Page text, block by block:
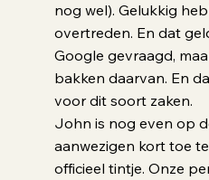
nog wel). Gelukkig
overtreden. En dat
Google gevraagd,
bakken daarvan. En
voor dit soort zaken.
John is nog even op
aanwezigen kort toe
officieel tintje. Onze